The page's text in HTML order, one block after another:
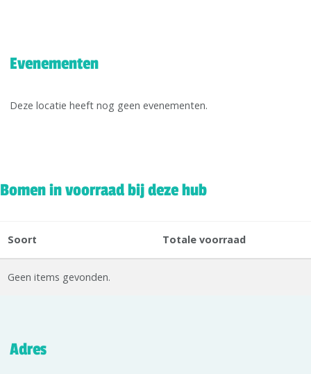
Evenementen
Deze locatie heeft nog geen evenementen.
Bomen in voorraad bij deze hub
Soort Totale voorraad
Geen items gevonden.
Adres